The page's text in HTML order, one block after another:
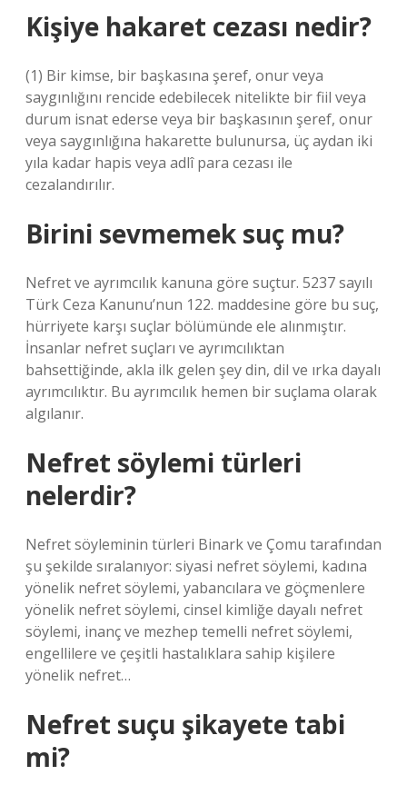
Kişiye hakaret cezası nedir?
(1) Bir kimse, bir başkasına şeref, onur veya
saygınlığını rencide edebilecek nitelikte bir fiil veya
durum isnat ederse veya bir başkasının şeref, onur
veya saygınlığına hakarette bulunursa, üç aydan iki
yıla kadar hapis veya adlî para cezası ile
cezalandırılır.
Birini sevmemek suç mu?
Nefret ve ayrımcılık kanuna göre suçtur. 5237 sayılı
Türk Ceza Kanunu’nun 122. maddesine göre bu suç,
hürriyete karşı suçlar bölümünde ele alınmıştır.
İnsanlar nefret suçları ve ayrımcılıktan
bahsettiğinde, akla ilk gelen şey din, dil ve ırka dayalı
ayrımcılıktır. Bu ayrımcılık hemen bir suçlama olarak
algılanır.
Nefret söylemi türleri
nelerdir?
Nefret söyleminin türleri Binark ve Çomu tarafından
şu şekilde sıralanıyor: siyasi nefret söylemi, kadına
yönelik nefret söylemi, yabancılara ve göçmenlere
yönelik nefret söylemi, cinsel kimliğe dayalı nefret
söylemi, inanç ve mezhep temelli nefret söylemi,
engellilere ve çeşitli hastalıklara sahip kişilere
yönelik nefret…
Nefret suçu şikayete tabi
mi?